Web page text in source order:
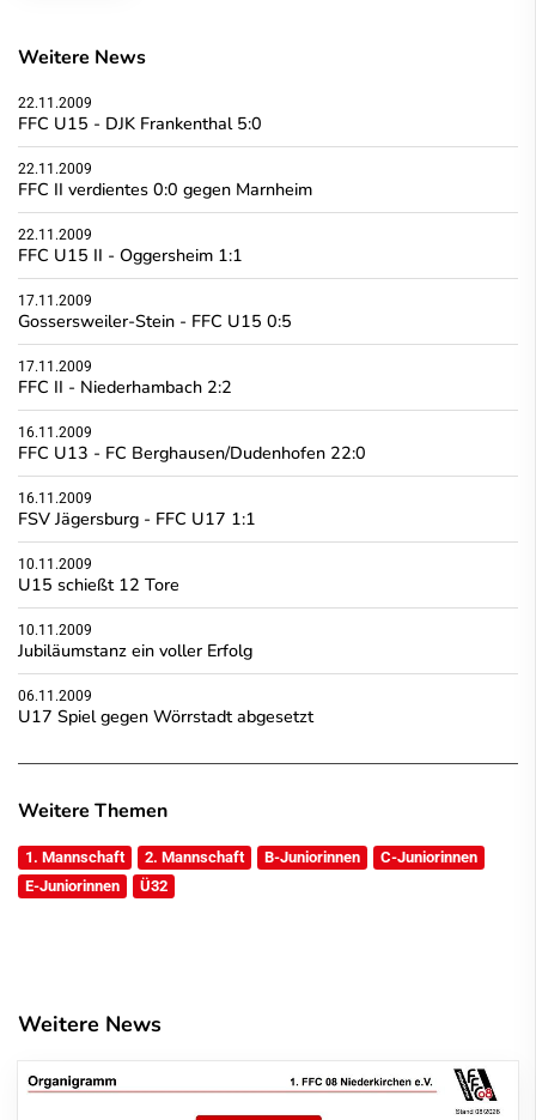
Weitere News
22.11.2009
FFC U15 - DJK Frankenthal 5:0
22.11.2009
FFC II verdientes 0:0 gegen Marnheim
22.11.2009
FFC U15 II - Oggersheim 1:1
17.11.2009
Gossersweiler-Stein - FFC U15 0:5
17.11.2009
FFC II - Niederhambach 2:2
16.11.2009
FFC U13 - FC Berghausen/Dudenhofen 22:0
16.11.2009
FSV Jägersburg - FFC U17 1:1
10.11.2009
U15 schießt 12 Tore
10.11.2009
Jubiläumstanz ein voller Erfolg
06.11.2009
U17 Spiel gegen Wörrstadt abgesetzt
Weitere Themen
1. Mannschaft 2. Mannschaft B-Juniorinnen
C-Juniorinnen
E-Juniorinnen
Ü32
Weitere News